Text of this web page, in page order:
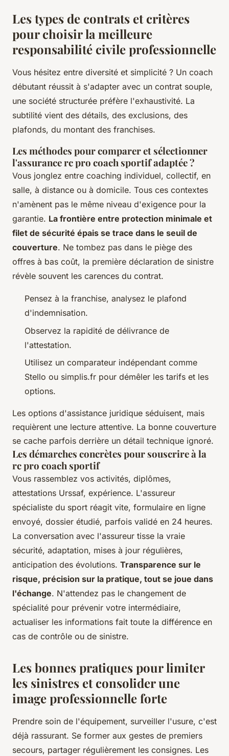
Les types de contrats et critères
pour choisir la meilleure
responsabilité civile professionnelle
Vous hésitez entre diversité et simplicité ? Un coach
débutant réussit à s'adapter avec un contrat souple,
une société structurée préfère l'exhaustivité. La
subtilité vient des détails, des exclusions, des
plafonds, du montant des franchises.
Les méthodes pour comparer et sélectionner
l'assurance rc pro coach sportif adaptée ?
Vous jonglez entre coaching individuel, collectif, en
salle, à distance ou à domicile. Tous ces contextes
n'amènent pas le même niveau d'exigence pour la
garantie. La frontière entre protection minimale et
filet de sécurité épais se trace dans le seuil de
couverture. Ne tombez pas dans le piège des
offres à bas coût, la première déclaration de sinistre
révèle souvent les carences du contrat.
Pensez à la franchise, analysez le plafond
d'indemnisation.
Observez la rapidité de délivrance de
l'attestation.
Utilisez un comparateur indépendant comme
Stello ou simplis.fr pour démêler les tarifs et les
options.
Les options d'assistance juridique séduisent, mais
requièrent une lecture attentive. La bonne couverture
se cache parfois derrière un détail technique ignoré.
Les démarches concrètes pour souscrire à la
rc pro coach sportif
Vous rassemblez vos activités, diplômes,
attestations Urssaf, expérience. L'assureur
spécialiste du sport réagit vite, formulaire en ligne
envoyé, dossier étudié, parfois validé en 24 heures.
La conversation avec l'assureur tisse la vraie
sécurité, adaptation, mises à jour régulières,
anticipation des évolutions. Transparence sur le
risque, précision sur la pratique, tout se joue dans
l'échange. N'attendez pas le changement de
spécialité pour prévenir votre intermédiaire,
actualiser les informations fait toute la différence en
cas de contrôle ou de sinistre.
Les bonnes pratiques pour limiter
les sinistres et consolider une
image professionnelle forte
Prendre soin de l'équipement, surveiller l'usure, c'est
déjà rassurant. Se former aux gestes de premiers
secours, partager régulièrement les consignes. Les